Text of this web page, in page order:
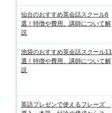
仙台のおすすめ英会話スクール6
選！特徴や費用、講師について解
説
池袋のおすすめ英会話スクール11
選！特徴や費用、講師について解
説
英語プレゼンで使えるフレーズ